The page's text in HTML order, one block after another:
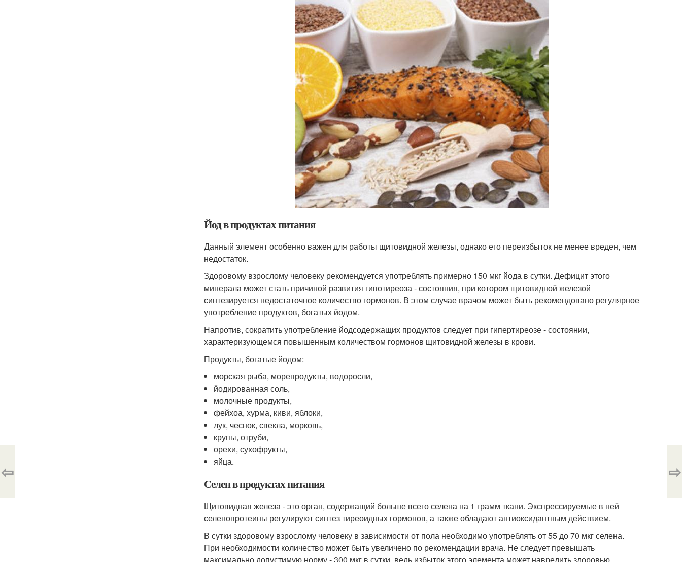
Йод в продуктах питания
Данный элемент особенно важен для работы щитовидной железы, однако его переизбыток не менее вреден, чем
недостаток.
Здоровому взрослому человеку рекомендуется употреблять примерно 150 мкг йода в сутки. Дефицит этого
минерала может стать причиной развития гипотиреоза - состояния, при котором щитовидной железой
синтезируется недостаточное количество гормонов. В этом случае врачом может быть рекомендовано регулярное
употребление продуктов, богатых йодом.
Напротив, сократить употребление йодсодержащих продуктов следует при гипертиреозе - состоянии,
характеризующемся повышенным количеством гормонов щитовидной железы в крови.
Продукты, богатые йодом:
морская рыба, морепродукты, водоросли,
йодированная соль,
молочные продукты,
фейхоа, хурма, киви, яблоки,
лук, чеснок, свекла, морковь,
крупы, отруби,
орехи, сухофрукты,
яйца.
Селен в продуктах питания
Щитовидная железа - это орган, содержащий больше всего селена на 1 грамм ткани. Экспрессируемые в ней
селенопротеины регулируют синтез тиреоидных гормонов, а также обладают антиоксидантным действием.
В сутки здоровому взрослому человеку в зависимости от пола необходимо употреблять от 55 до 70 мкг селена.
При необходимости количество может быть увеличено по рекомендации врача. Не следует превышать
⇦ ⇨